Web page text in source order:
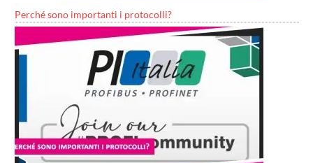
Perché sono importanti i protocolli?